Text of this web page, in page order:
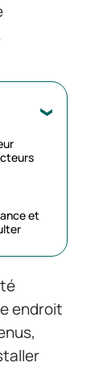
et
endroit